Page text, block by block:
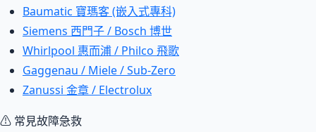
Baumatic 寶瑪客 (嵌入式專科)
Siemens 西門子 / Bosch 博世
Whirlpool 惠而浦 / Philco 飛歌
Gaggenau / Miele / Sub-Zero
Zanussi 金章 / Electrolux
⚠ 常見故障急救